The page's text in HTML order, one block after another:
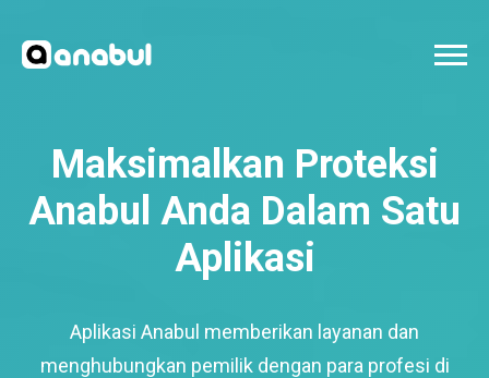
Maksimalkan Proteksi
Anabul Anda Dalam Satu
Aplikasi
Aplikasi Anabul memberikan layanan dan
menghubungkan pemilik dengan para profesi di